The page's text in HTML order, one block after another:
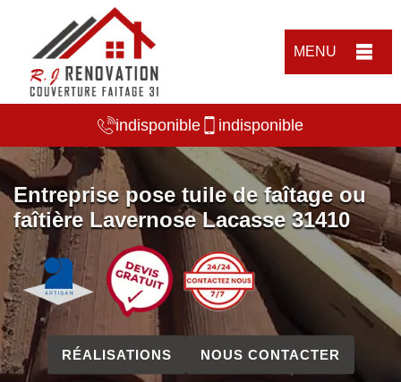
MENU
indisponible indisponible
Entreprise pose tuile de faîtage ou
faîtière Lavernose Lacasse 31410
RÉALISATIONS NOUS CONTACTER